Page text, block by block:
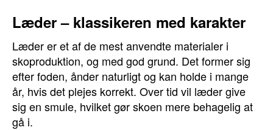
Læder – klassikeren med karakter
Læder er et af de mest anvendte materialer i
skoproduktion, og med god grund. Det former sig
efter foden, ånder naturligt og kan holde i mange
år, hvis det plejes korrekt. Over tid vil læder give
sig en smule, hvilket gør skoen mere behagelig at
gå i.